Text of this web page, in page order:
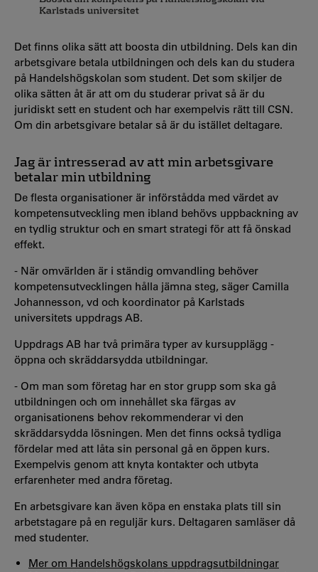
Det finns olika sätt att boosta din utbildning. Dels kan din
arbetsgivare betala utbildningen och dels kan du studera
på Handelshögskolan som student. Det som skiljer de
olika sätten åt är att om du studerar privat så är du
juridiskt sett en student och har exempelvis rätt till CSN.
Om din arbetsgivare betalar så är du istället deltagare.
Jag är intresserad av att min arbetsgivare
betalar min utbildning
De flesta organisationer är införstådda med värdet av
kompetensutveckling men ibland behövs uppbackning av
en tydlig struktur och en smart strategi för att få önskad
effekt.
- När omvärlden är i ständig omvandling behöver
kompetensutvecklingen hålla jämna steg, säger Camilla
Johannesson, vd och koordinator på Karlstads
universitets uppdrags AB.
Uppdrags AB har två primära typer av kursupplägg -
öppna och skräddarsydda utbildningar.
- Om man som företag har en stor grupp som ska gå
utbildningen och om innehållet ska färgas av
organisationens behov rekommenderar vi den
skräddarsydda lösningen. Men det finns också tydliga
fördelar med att låta sin personal gå en öppen kurs.
Exempelvis genom att knyta kontakter och utbyta
erfarenheter med andra företag.
En arbetsgivare kan även köpa en enstaka plats till sin
arbetstagare på en reguljär kurs. Deltagaren samläser då
med studenter.
Mer om Handelshögskolans uppdragsutbildningar